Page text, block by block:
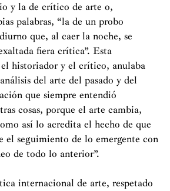
y la de crítico de arte o,
palabras, “la de un probo
que, al caer la noche, se
fiera crítica”. Esta
historiador y el crítico, anulaba
del arte del pasado y del
que siempre entendió
cosas, porque el arte cambia,
así lo acredita el hecho de que
el seguimiento de lo emergente con
de todo lo anterior”.
internacional de arte, respetado